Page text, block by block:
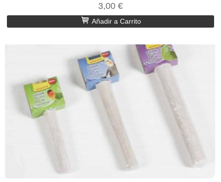
3,00 €
Añadir a Carrito